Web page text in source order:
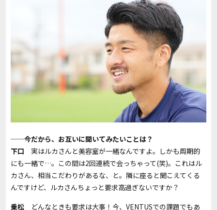
──今だから、お互いに聞いてみたいことは？
下口 実はルカさんと美容室が一緒なんですよ。しかも周期的
にも一緒で…。この間は2回連続で会っちゃって(笑)。これはル
カさん、相当こだわりがあるな、と。隣に座ると聞こえてくる
んですけど、ルカさんちょっと要求高過ぎないですか？
乗松 どんなときも要求は大事！今、 VENTUSでの課題でもあ